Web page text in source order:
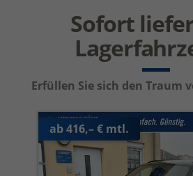
Sofort
Erfüllen Sie sich den Traum
ab 416,– € mtl.